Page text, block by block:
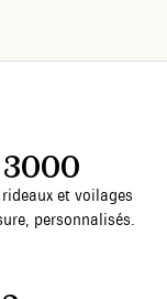
3000
et voilages
personnalisés.